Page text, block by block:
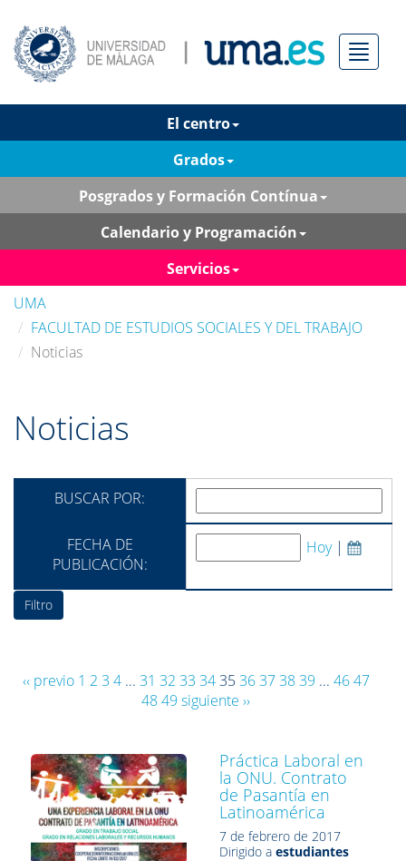
Menú
El centro
Grados
Posgrados y Formación Contínua
Calendario y Programación
Servicios
UMA
FACULTAD DE ESTUDIOS SOCIALES Y DEL TRABAJO
Noticias
Noticias
BUSCAR POR:
FECHA DE
PUBLICACIÓN:
Hoy|
‹‹ previo 1 2 3 4... 31 32 33 34 35 36 37 38 39 ... 46 47
4849 siguiente ››
Práctica Laboral en
la ONU. Contrato
de Pasantía en
Latinoamérica
7 de febrero de 2017
Dirigido a estudiantes